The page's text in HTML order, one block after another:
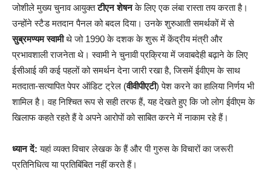
जोशीले मुख्य चुनाव आयुक्तटीएन शेषनके लिए एक लंबा रास्ता तय करता है।
उन्होंने स्टैड मतदान पैनल को बदल दिया। उनके शुरुआती समर्थकों में से
सुब्रमण्यम स्वामीथे जो 1990 के दशक के शुरू में केंद्रीय मंत्री और
प्रभावशाली राजनेता थे। स्वामी ने चुनावी प्रक्रिया में जवाबदेही बढ़ाने के लिए
ईसीआई की कई पहलों को समर्थन देना जारी रखा है, जिसमें ईवीएम के साथ
मतदाता-सत्यापित पेपर ऑडिट ट्रेल (वीवीपीएटी) पेश करने का हालिया निर्णय भी
शामिल है। वह निश्चित रूप से सही तरफ हैं, यह देखते हुए कि जो लोग ईवीएम के
खिलाफ कहते रहते हैं वे अपने आरोपों को साबित करने में नाकाम रहे हैं।
ध्यान दें:यहां व्यक्त विचार लेखक के हैं और पी गुरुस के विचारों का जरूरी
प्रतिनिधित्व या प्रतिबिंबित नहीं करते हैं।